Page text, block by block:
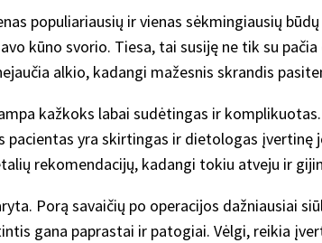
populiariausių ir vienas sėkmingiausių
kūno svorio. Tiesa, tai susiję ne tik su
alkio, kadangi mažesnis skrandis
kažkoks labai sudėtingas ir
pacientas yra skirtingas ir dietologas
rekomendacijų, kadangi tokiu atveju ir
Porą savaičių po operacijos dažniausiai
gana paprastai ir patogiai. Vėlgi, reikia